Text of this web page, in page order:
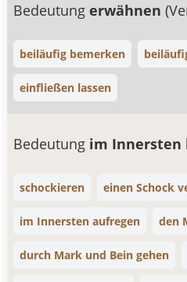
Bedeutungerwähnen
beiläufig bemerken
einfließen lassen
Bedeutung im Innersten
schockieren einen Schock
im Innersten aufregen den
durch Mark und Bein gehen